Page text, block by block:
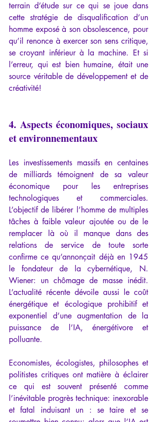
terrain d’étude sur ce qui se joue dans
cette stratégie de disqualification d’un
homme exposé à son obsolescence, pour
qu’il renonce à exercer son sens critique,
se croyant inférieur à la machine. Et si
l’erreur, qui est bien humaine, était une
source véritable de développement et de
créativité!
4. Aspects économiques, sociaux
et environnementaux
Les investissements massifs en centaines
de milliards témoignent de sa valeur
économique pour les entreprises
technologiques et commerciales.
L’objectif de libérer l’homme de multiples
tâches à faible valeur ajoutée ou de le
remplacer là où il manque dans des
relations de service de toute sorte
confirme ce qu’annonçait déjà en 1945
le fondateur de la cybernétique, N.
Wiener: un chômage de masse inédit.
L’actualité récente dévoile aussi le coût
énergétique et écologique prohibitif et
exponentiel d’une augmentation de la
puissance de l’IA, énergétivore et
polluante.
Economistes, écologistes, philosophes et
politistes critiques ont matière à éclairer
ce qui est souvent présenté comme
l’inévitable progrès technique: inexorable
et fatal induisant un : se taire et se